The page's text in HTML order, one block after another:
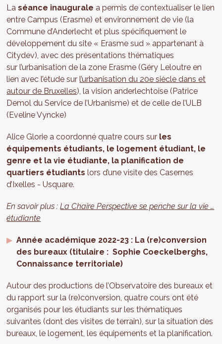
Laséance inaugurale a permis de contextualiser le lien
entre Campus (Erasme) et environnement de vie (la
Commune d’Anderlecht et plus spécifiquement le
développement du site « Erasme sud » appartenant à
Citydev), avec des présentations thématiques
sur l’urbanisation de la zone Erasme (Géry Leloutre en
lien avec l’étude surl’urbanisation du 20e siècle dans et
autour de Bruxelles), la vision anderlechtoise (Patrice
Demol du Service de l’Urbanisme) et de celle de l’ULB
(Eveline Vyncke)
Alice Glorie a coordonné quatre cours sur les
équipements étudiants, le logement étudiant, le
genre et la vie étudiante, la planification de
quartiers étudiants lors d’une visite des Casernes
d’Ixelles - Usquare.
En savoir plus :La Chaire Perspective se penche sur la vie …
étudiante
Année académique 2022-23 : La (re)conversion
des bureaux (titulaire : Sophie Coeckelberghs,
Connaissance territoriale)
Autour des productions de l’Observatoire des bureaux et
du rapport sur la (re)conversion, quatre cours ont été
organisés pour les étudiants sur les thématiques
suivantes (dont des visites de terrain), sur la situation des
bureaux, le logement, les équipements et la planification.